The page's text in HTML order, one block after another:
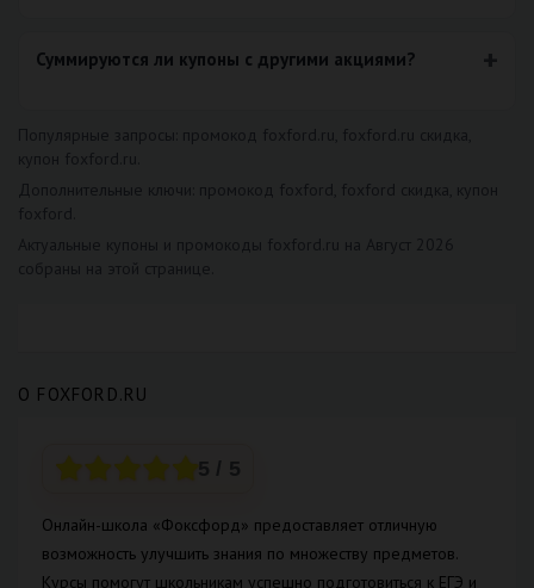
Суммируются ли купоны с другими акциями?
О FOXFORD.RU
5 / 5
Онлайн-школа «Фоксфорд» предоставляет отличную
возможность улучшить знания по множеству предметов.
Курсы помогут школьникам успешно подготовиться к ЕГЭ и